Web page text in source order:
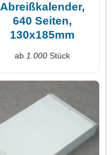
Abreißkalender,
640 Seiten,
130x185mm
ab 1.000 Stück